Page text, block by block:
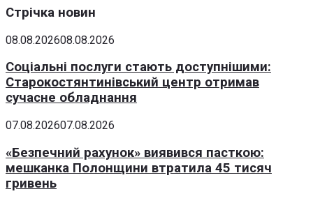
Стрічка новин
08.08.202608.08.2026
Соціальні послуги стають доступнішими:
Старокостянтинівський центр отримав
сучасне обладнання
07.08.202607.08.2026
«Безпечний рахунок» виявився пасткою:
мешканка Полонщини втратила 45 тисяч
гривень